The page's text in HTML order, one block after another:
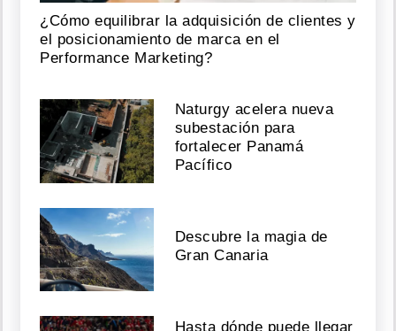
¿Cómo equilibrar la adquisición de clientes y
el posicionamiento de marca en el
Performance Marketing?
Naturgy acelera nueva
subestación para
fortalecer Panamá
Pacífico
Descubre la magia de
Gran Canaria
Hasta dónde puede llegar